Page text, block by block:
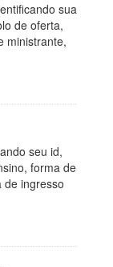
sua
de oferta,
ministrante,
seu id,
forma de
de ingresso